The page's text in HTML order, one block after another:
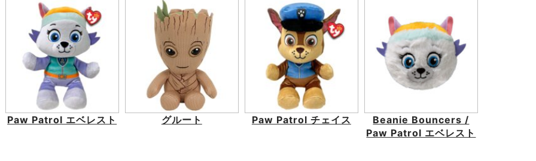
Paw Patrol エベレスト グルート Paw Patrol チェイス
Beanie Bouncers /
Paw Patrol エベレスト